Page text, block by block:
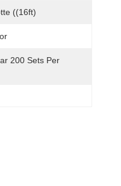
((16ft)
200 Sets Per